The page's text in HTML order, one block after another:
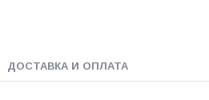
ДОСТАВКА И ОПЛАТА